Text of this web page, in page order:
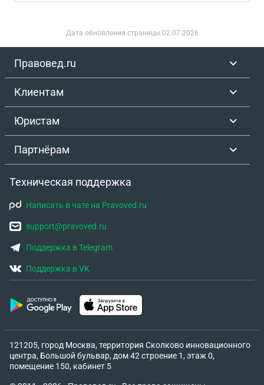
Дата обновления страницы 02.07.2026
Правовед.ru
Клиентам
Юристам
Партнёрам
Техническая поддержка
Написать в чате на Pravoved.ru
support@pravoved.ru
Поддержка в Telegram
Поддержка в VK
121205, город Москва, территория Сколково инновационного
центра, Большой бульвар, дом 42 строение 1, этаж 0,
помещение 150, кабинет 5